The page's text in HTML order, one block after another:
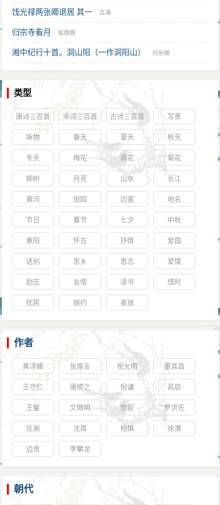
饯光禄两张卿退居 其一 吕溱
归宗寺看月 易顺鼎
湘中纪行十首。洞山阳（一作洞阳山） 刘长卿
类型
唐诗三百首 宋词三百首 古诗三百首 写景
咏物 春天 夏天 秋天
冬天 梅花 荷花 菊花
柳树 月亮 山水 长江
黄河 田园 边塞 地名
节日 春节 七夕 中秋
重阳 怀古 抒情 爱国
送别 思乡 思念 爱情
励志 友情 读书 惜时
忧民 婉约 豪放
作者
黄淳耀 张煌言 祝允明 董其昌
王守仁 唐顺之 倪谦 高启
王鏊 文徵明 宗臣 罗洪先
庄昶 沈周 杨慎 徐渭
边贡 李攀龙
朝代